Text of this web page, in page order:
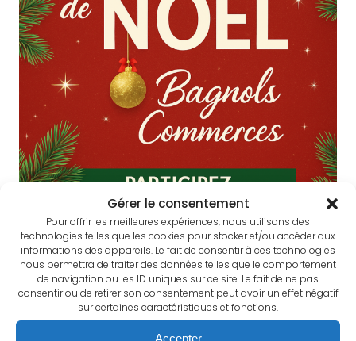
Gérer le consentement
Pour offrir les meilleures expériences, nous utilisons des
technologies telles que les cookies pour stocker et/ou accéder aux
informations des appareils. Le fait de consentir à ces technologies
nous permettra de traiter des données telles que le comportement
de navigation ou les ID uniques sur ce site. Le fait de ne pas
consentir ou de retirer son consentement peut avoir un effet négatif
sur certaines caractéristiques et fonctions.
Accepter
Cette année, nos élèves de 2nde Bac Pro MRC ont la
chance de piloter un projet concret et valorisant : la
création delagrande vitrine de noëlproposée par les
commerçants de l’association 𝐵𝑎𝑔𝑛𝑜𝑙𝑠 𝐶𝑜𝑚𝑚𝑒𝑟𝑐𝑒𝑠 ! Il s'agit